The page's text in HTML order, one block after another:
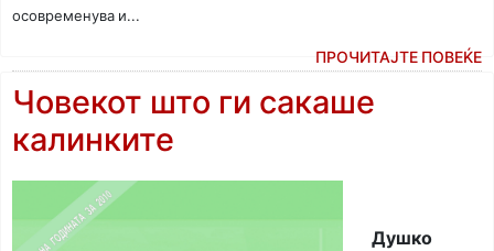
осовременува и...
ПРОЧИТАЈТЕ ПОВЕЌЕ
Човекот што ги сакаше
калинките
Душко